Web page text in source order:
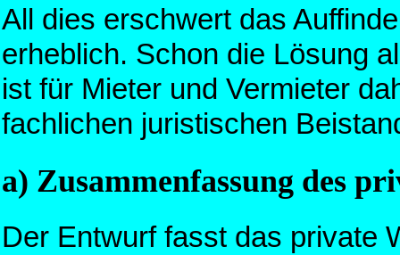
All dies erschwert das
erheblich. Schon die Lösung
ist für Mieter und Vermieter
fachlichen juristischen
a) Zusammenfassung des
Der Entwurf fasst das private